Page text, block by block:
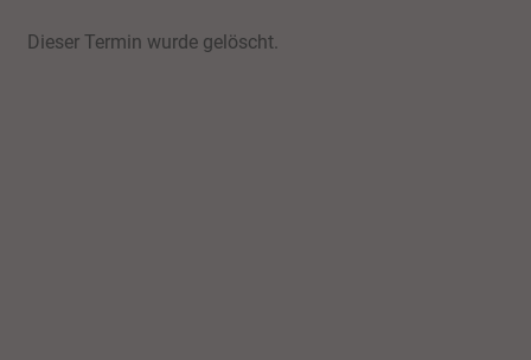
Dieser Termin wurde gelöscht.